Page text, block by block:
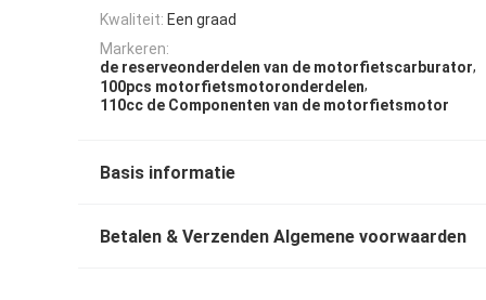
Kwaliteit: Een graad
Markeren:
de reserveonderdelen van de motorfietscarburator,
100pcs motorfietsmotoronderdelen,
110cc de Componenten van de motorfietsmotor
Basis informatie
Betalen & Verzenden Algemene voorwaarden